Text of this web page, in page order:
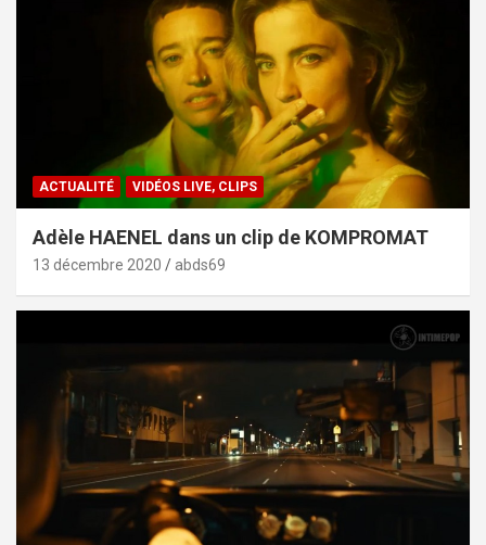
ACTUALITÉ VIDÉOS LIVE, CLIPS
Adèle HAENEL dans un clip de KOMPROMAT
13 décembre 2020 abds69